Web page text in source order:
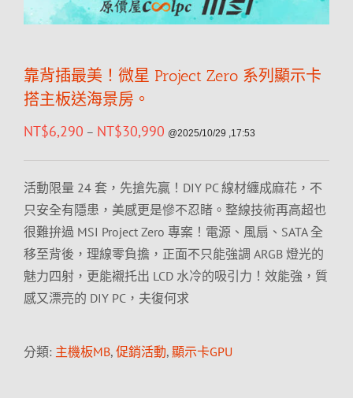
靠背插最美！微星 Project Zero 系列顯示卡
搭主板送海景房。
NT$6,290 – NT$30,990 @2025/10/29 ,17:53
活動限量 24 套，先搶先贏！DIY PC 線材纏成麻花，不
只安全有隱患，美感更是慘不忍睹。整線技術再高超也
很難拚過 MSI Project Zero 專案！電源、風扇、SATA 全
移至背後，理線零負擔，正面不只能強調 ARGB 燈光的
魅力四射，更能襯托出 LCD 水冷的吸引力！效能強，質
感又漂亮的 DIY PC，夫復何求
分類: 主機板MB, 促銷活動, 顯示卡GPU